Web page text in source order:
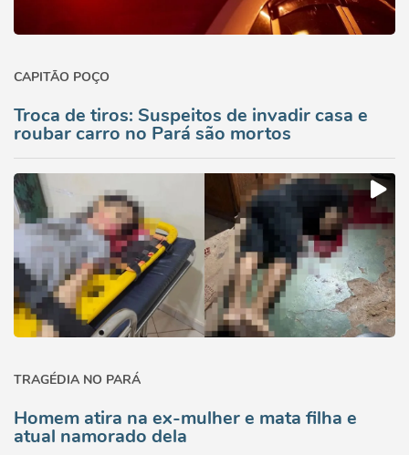
CAPITÃO POÇO
Troca de tiros: Suspeitos de invadir casa e
roubar carro no Pará são mortos
TRAGÉDIA NO PARÁ
Homem atira na ex-mulher e mata filha e
atual namorado dela